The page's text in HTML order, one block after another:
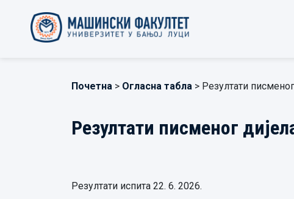
Почетна > Огласна табла > Резултати
Резултати писменог
Резултати испита 22. 6. 2026.